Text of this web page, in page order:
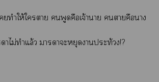
ทำให้ใา พูดคือเจ้าา าคือา
าไม่ทำแล้ว าาะหยุดาประท้วง!?